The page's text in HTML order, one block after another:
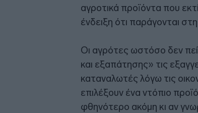
αγροτικά προϊόντα που
ένδειξη ότι παράγονται
Οι αγρότες ωστόσο δεν
και εξαπάτησης» τις
καταναλωτές λόγω τις
επιλέξουν ένα ντόπιο
φθηνότερο ακόμη κι αν